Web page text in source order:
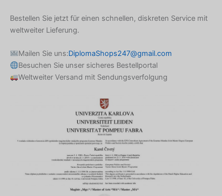
Bestellen Sie jetzt für einen schnellen, diskreten Service mit
weltweiter Lieferung.
Mailen Sie uns:DiplomaShops247@gmail.com
Besuchen Sie unser sicheres Bestellportal
Weltweiter Versand mit Sendungsverfolgung
Danish
Greek
Croatian